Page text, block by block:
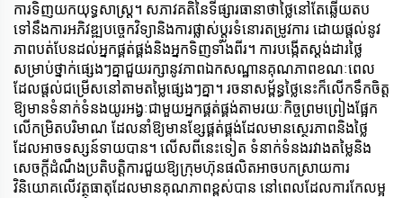
ការទិញយកយុទ្ធសាស្ត្រ។ សភាវគតិនៃទីផ្សារធានាថាថ្លៃនៅតែឆ្លើយតប
ទៅនឹងការអភិវឌ្ឍបច្ចេកវិទ្យានិងការផ្លាស់ប្ដូរទំនោរតម្រូវការ ដោយផ្តល់នូវ
ភាពបត់បែនដល់អ្នកផ្គត់ផ្គង់និងអ្នកទិញទាំងពីរ។ ការបង្កើតស្តង់ដារថ្លៃ
សម្រាប់ថ្នាក់ផ្សេងៗគ្នាជួយរក្សានូវភាពឯកសណ្ឋានគុណភាពខណៈពេល
ដែលផ្តល់ជម្រើសនៅតាមតម្លៃផ្សេងៗគ្នា។ រចនាសម្ព័ន្ធថ្លៃនេះក៏លើកទឹកចិត្ត
ឱ្យមានទំនាក់ទំនងយូរអង្វៈជាមួយអ្នកផ្គត់ផ្គង់តាមរយៈកិច្ចព្រមព្រៀងផ្អែក
លើកម្រិតបរិមាណ ដែលនាំឱ្យមានខ្សែផ្គត់ផ្គង់ដែលមានស្ថេរភាពនិងថ្លៃ
ដែលអាចទស្សន៍ទាយបាន។ លើសពីនេះទៀត ទំនាក់ទំនងរវាងតម្លៃនិង
សេចក្តីដំណឹងប្រតិបត្តិការជួយឱ្យក្រុមហ៊ុនផលិតអាចបកស្រាយការ
វិនិយោគលើវត្ថុធាតុដែលមានគុណភាពខ្ពស់បាន នៅពេលដែលការកែលម្អ